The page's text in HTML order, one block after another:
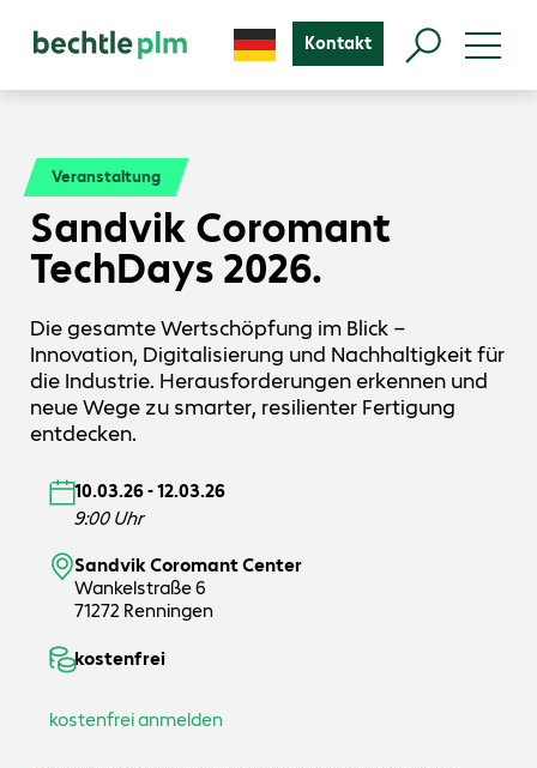
Kontakt
Veranstaltung
Sandvik Coromant
TechDays 2026.
Die gesamte Wertschöpfung im Blick –
Innovation, Digitalisierung und Nachhaltigkeit für
die Industrie. Herausforderungen erkennen und
neue Wege zu smarter, resilienter Fertigung
entdecken.
10.03.26 - 12.03.26
9:00 Uhr
Sandvik Coromant Center
Wankelstraße 6
71272 Renningen
kostenfrei
kostenfrei anmelden